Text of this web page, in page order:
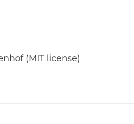
(MIT license)